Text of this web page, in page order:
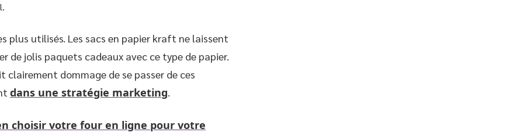
plus utilisés. Les sacs en papier kraft ne laissent
de jolis paquets cadeaux avec ce type de papier.
dommage de se passer de ces
dans une stratégie marketing.
choisir votre four en ligne pour votre